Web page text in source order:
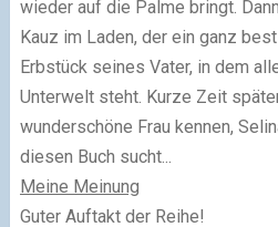
wieder auf die Palme bringt.
Kauz im Laden, der ein ganz
Erbstück seines Vater, in dem
Unterwelt steht. Kurze Zeit
wunderschöne Frau kennen,
diesen Buch sucht...
Meine Meinung
Guter Auftakt der Reihe!